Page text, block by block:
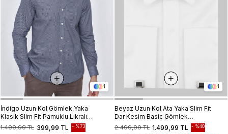
1
İndigo Uzun Kol Gömlek Yaka
Klasik Slim Fit Pamuklu Likralı
Gömlek 1004225207
399,99 TL
1.499,99 TL %73
1
Beyaz Uzun Kol Ata Yaka Slim Fit
Dar Kesim Basic Gömlek
1004225060 1.499,99 TL
2.499,99 TL %40